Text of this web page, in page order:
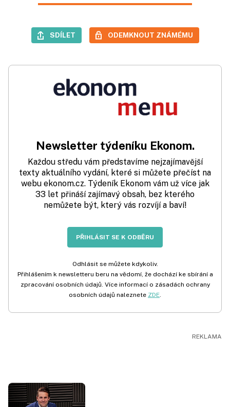
SDÍLET ODEMKNOUT ZNÁMÉMU
Newsletter týdeníku Ekonom.
Každou středu vám představíme nejzajímavější
texty aktuálního vydání, které si můžete přečíst na
webu ekonom.cz. Týdeník Ekonom vám už více jak
33 let přináší zajímavý obsah, bez kterého
nemůžete být, který vás rozvíjí a baví!
PŘIHLÁSIT SE K ODBĚRU
Odhlásit se můžete kdykoliv.
Přihlášením k newsletteru beru na vědomí, že dochází ke sbírání a
zpracování osobních údajů. Více informací o zásadách ochrany
osobních údajů naleznete ZDE.